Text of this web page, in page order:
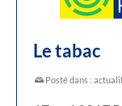
Le tabac
Posté dans :